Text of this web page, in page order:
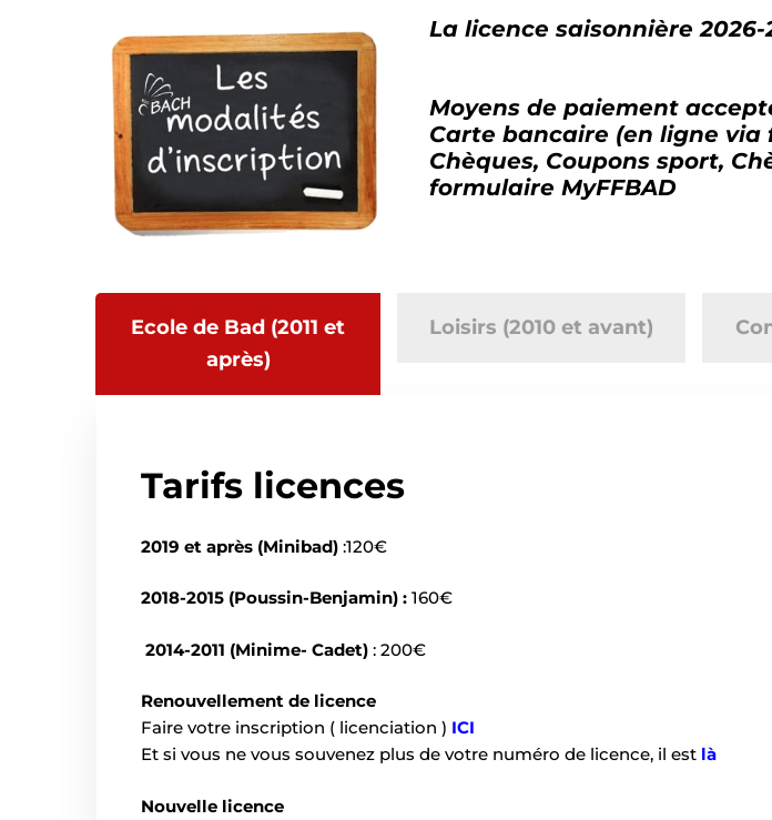
La licence saisonnière
Moyens de paiement
Carte bancaire (en ligne via
Chèques, Coupons sport,
formulaire MyFFBAD
Ecole de Bad (2011 et
après)
Loisirs (2010 et avant)
Tarifs licences
2019 et après (Minibad) :120€
2018-2015 (Poussin-Benjamin) : 160€
2014-2011 (Minime- Cadet) : 200€
Renouvellement de licence
Faire votre inscription ( licenciation ) ICI
Et si vous ne vous souvenez plus de votre numéro de licence, il est là
Nouvelle licence